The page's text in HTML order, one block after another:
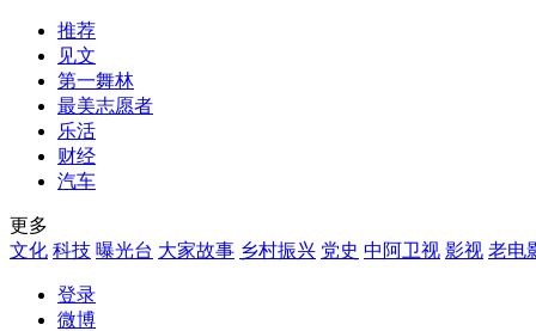
推荐
见文
第一舞林
最美志愿者
乐活
财经
汽车
更多
文化 科技 曝光台 大家故事 乡村振兴 党史 中阿卫视 影视 老电
登录
微博